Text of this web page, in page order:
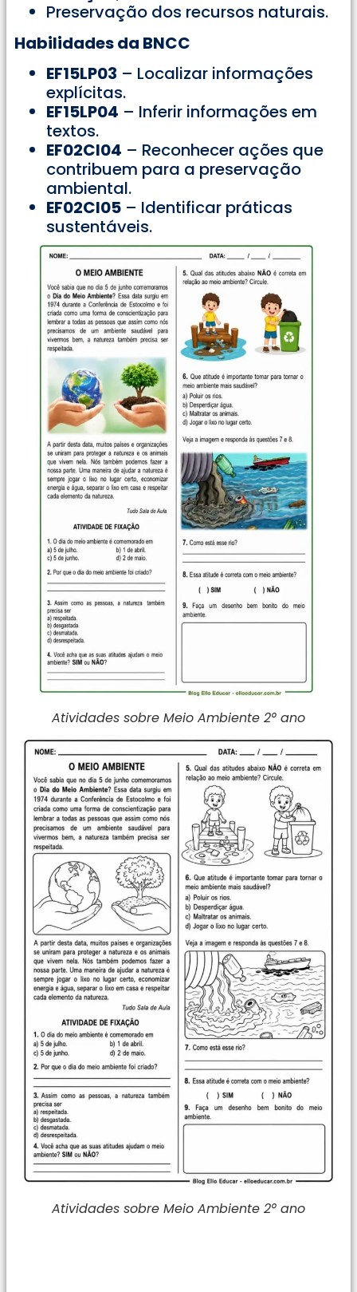
Preservação dos recursos naturais.
Habilidades da BNCC
EF15LP03 – Localizar informações
explícitas.
EF15LP04 – Inferir informações em
textos.
EF02CI04 – Reconhecer ações que
contribuem para a preservação
ambiental.
EF02CI05 – Identificar práticas
sustentáveis.
Atividades sobre Meio Ambiente 2° ano
Atividades sobre Meio Ambiente 2° ano